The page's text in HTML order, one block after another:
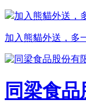
加入熊貓外送，
加入熊貓外送，多
同梁食